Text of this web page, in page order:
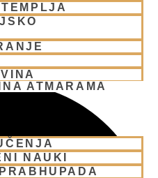
ATMARAMA
NAUKI